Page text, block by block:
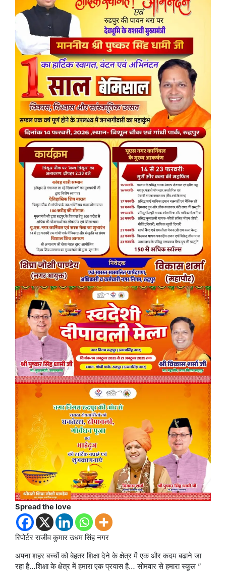
Spread the love
रिपोर्टर राजीव कुमार उधम सिंह नगर
अपना शहर बच्चों को बेहतर शिक्षा देने के क्षेत्र में एक और कदम बढाने जा
रहा है…शिक्षा के क्षेत्र में हमारा एक प्रयास है… सोमवार से हमारा स्कूल ”